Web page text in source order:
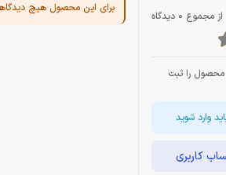
از مجموع 0 دیدگاه
محصول را ثبت
وارد شوید
کاربری
برای این محصول هیچ